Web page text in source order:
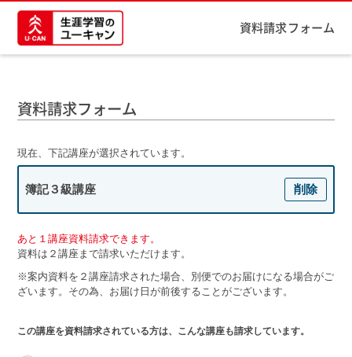
資料請求フォーム
資料請求フォーム
現在、下記講座が選択されています。
簿記３級講座 削除
あと１講座資料請求できます。
資料は２講座まで請求いただけます。
※案内資料を２講座請求された場合、別便でのお届けになる場合がご
ざいます。その為、お届け日が前後することがございます。
この講座を資料請求されている方は、こんな講座も請求しています。